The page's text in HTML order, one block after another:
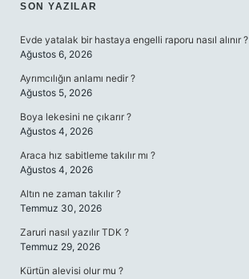
SIDEBAR
SON YAZILAR
Evde yatalak bir hastaya engelli raporu nasıl alınır ?
Ağustos 6, 2026
Ayrımcılığın anlamı nedir ?
Ağustos 5, 2026
Boya lekesini ne çıkarır ?
Ağustos 4, 2026
Araca hız sabitleme takılır mı ?
Ağustos 4, 2026
Altın ne zaman takılır ?
Temmuz 30, 2026
Zaruri nasıl yazılır TDK ?
Temmuz 29, 2026
Kürtün alevisi olur mu ?